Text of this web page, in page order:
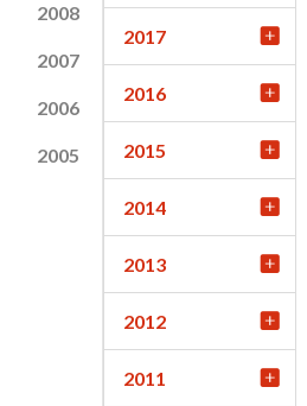
2008
2007
2006
2005
2017
2016
2015
2014
2013
2012
2011